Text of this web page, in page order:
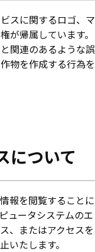
スに関するロゴ、マ
が帰属しています。
関連のあるような誤
物を作成する行為を
について
報を閲覧することに
ュータシステムのエ
、またはアクセスを
いたします。